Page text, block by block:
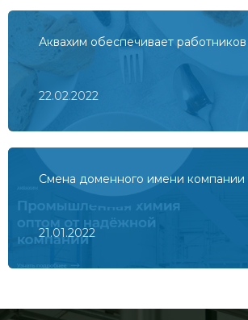
Аквахим обеспечивает
22.02.2022
Смена доменного имени
21.01.2022